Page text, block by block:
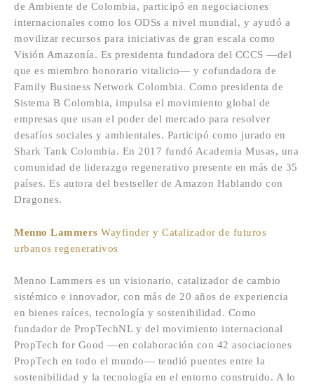
de Ambiente de Colombia, participó en negociaciones
internacionales como los ODSs a nivel mundial, y ayudó a
movilizar recursos para iniciativas de gran escala como
Visión Amazonía. Es presidenta fundadora del CCCS —del
que es miembro honorario vitalicio— y cofundadora de
Family Business Network Colombia. Como presidenta de
Sistema B Colombia, impulsa el movimiento global de
empresas que usan el poder del mercado para resolver
desafíos sociales y ambientales. Participó como jurado en
Shark Tank Colombia. En 2017 fundó Academia Musas, una
comunidad de liderazgo regenerativo presente en más de 35
países. Es autora del bestseller de Amazon Hablando con
Dragones.
Menno Lammers Wayfinder y Catalizador de futuros
urbanos regenerativos
Menno Lammers es un visionario, catalizador de cambio
sistémico e innovador, con más de 20 años de experiencia
en bienes raíces, tecnología y sostenibilidad. Como
fundador de PropTechNL y del movimiento internacional
PropTech for Good —en colaboración con 42 asociaciones
PropTech en todo el mundo— tendió puentes entre la
sostenibilidad y la tecnología en el entorno construido. A lo